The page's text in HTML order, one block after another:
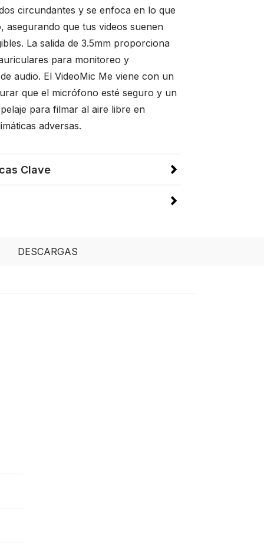
circundantes y se enfoca en lo que
asegurando que tus videos suenen
La salida de 3.5mm proporciona
para monitoreo y
audio. El VideoMic Me viene con un
que el micrófono esté seguro y un
para filmar al aire libre en
adversas.
Clave
DESCARGAS